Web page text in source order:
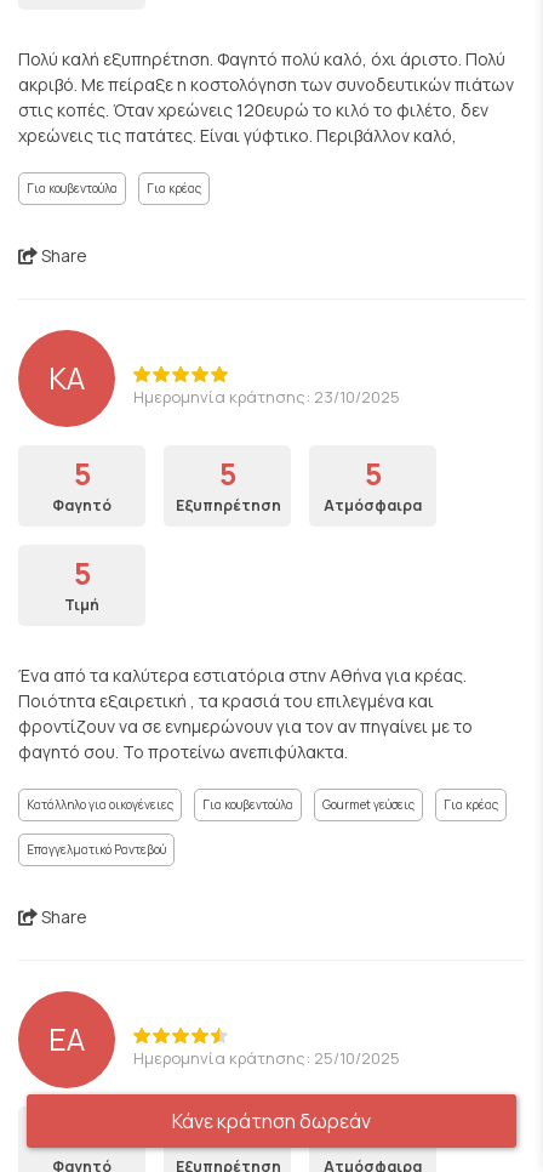
Πολύ καλή εξυπηρέτηση. Φαγητό πολύ καλό, όχι άριστο. Πολύ
ακριβό. Με πείραξε η κοστολόγηση των συνοδευτικών πιάτων
στις κοπές. Όταν χρεώνεις 120ευρώ το κιλό το φιλέτο, δεν
χρεώνεις τις πατάτες. Είναι γύφτικο. Περιβάλλον καλό,
Για κουβεντούλα Για κρέας
Share
ΚΑ Ημερομηνία κράτησης: 23/10/2025
5
Φαγητό
5
Εξυπηρέτηση
5
Ατμόσφαιρα
5
Τιμή
Ένα από τα καλύτερα εστιατόρια στην Αθήνα για κρέας.
Ποιότητα εξαιρετική , τα κρασιά του επιλεγμένα και
φροντίζουν να σε ενημερώνουν για τον αν πηγαίνει με το
φαγητό σου. Το προτείνω ανεπιφύλακτα.
Κατάλληλο για οικογένειες Για κουβεντούλα Gourmet γεύσεις Για κρέας
Επαγγελματικό Ραντεβού
Share
EA Ημερομηνία κράτησης: 25/10/2025
Φαγητό
5
Εξυπηρέτηση
4
Ατμόσφαιρα
Κάνε κράτηση δωρεάν